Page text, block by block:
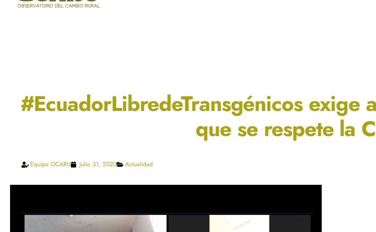
#EcuadorLibredeTransgénicos exige
que se respete la
Equipo OCARU Julio 31, 2020 Actualidad